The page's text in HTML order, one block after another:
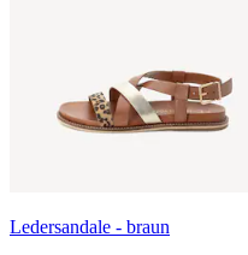
Ledersandale - braun